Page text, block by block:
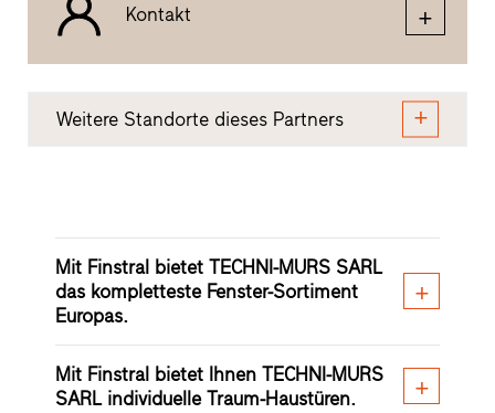
Kontakt
Weitere Standorte dieses Partners
Mit Finstral bietet TECHNI-MURS SARL
das kompletteste Fenster-Sortiment
Europas.
Mit Finstral bietet Ihnen TECHNI-MURS
SARL individuelle Traum-Haustüren.